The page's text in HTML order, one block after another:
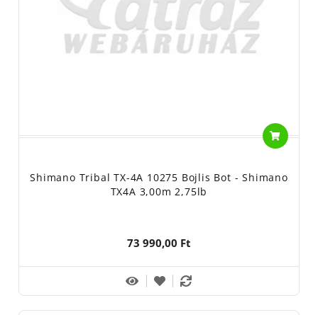
Shimano Tribal TX-4A 10275 Bojlis Bot - Shimano
TX4A 3,00m 2,75lb
73 990,00 Ft